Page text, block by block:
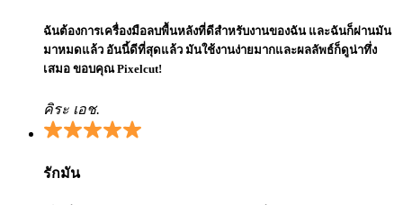
ฉันต้องการเครื่องมือลบพื้นหลังที่ดีสำหรับงานของฉัน และฉันก็ผ่านมัน
มาหมดแล้ว อันนี้ดีที่สุดแล้ว มันใช้งานง่ายมากและผลลัพธ์ก็ดูน่าทึ่ง
เสมอ ขอบคุณ Pixelcut!
คิระ เอช.
รักมัน